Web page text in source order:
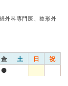
外科専門医、整形外
金 土 日 祝